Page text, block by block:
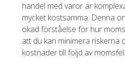
handel med varor är
mycket kostsamma. Denna
ökad förståelse för hur
att du kan minimera riskerna
kostnader till följd av momsfel.